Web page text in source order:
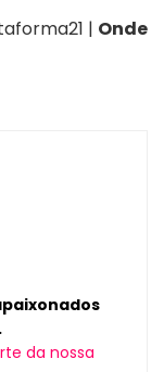
| Onde
da nossa